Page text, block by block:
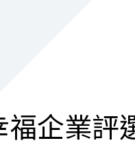
企業評